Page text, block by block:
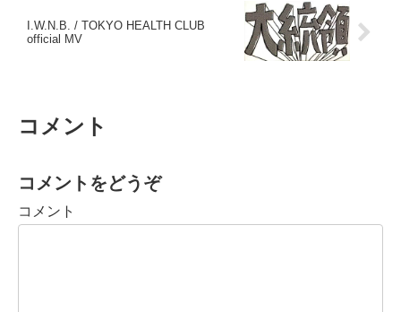
I.W.N.B. / TOKYO HEALTH CLUB
official MV
コメント
コメントをどうぞ
コメント